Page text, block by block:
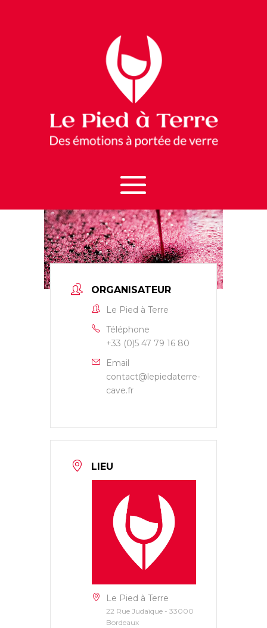
ORGANISATEUR
Le Pied à Terre
Téléphone
+33 (0)5 47 79 16 80
Email
contact@lepiedaterre-
cave.fr
LIEU
Le Pied à Terre
22 Rue Judaïque - 33000
Bordeaux